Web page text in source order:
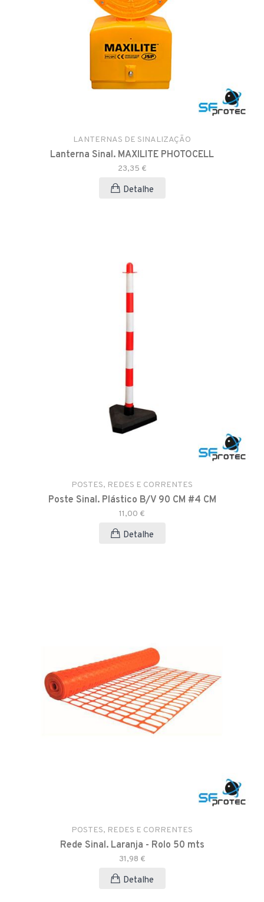
LANTERNAS DE SINALIZAÇÃO
Lanterna Sinal. MAXILITE PHOTOCELL
23,35 €
Detalhe
POSTES, REDES E CORRENTES
Poste Sinal. Plástico B/V 90 CM #4 CM
11,00 €
Detalhe
POSTES, REDES E CORRENTES
Rede Sinal. Laranja - Rolo 50 mts
31,98 €
Detalhe